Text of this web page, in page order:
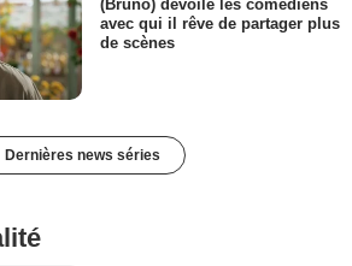
(Bruno) dévoile les comédiens
avec qui il rêve de partager plus
de scènes
Dernières news séries